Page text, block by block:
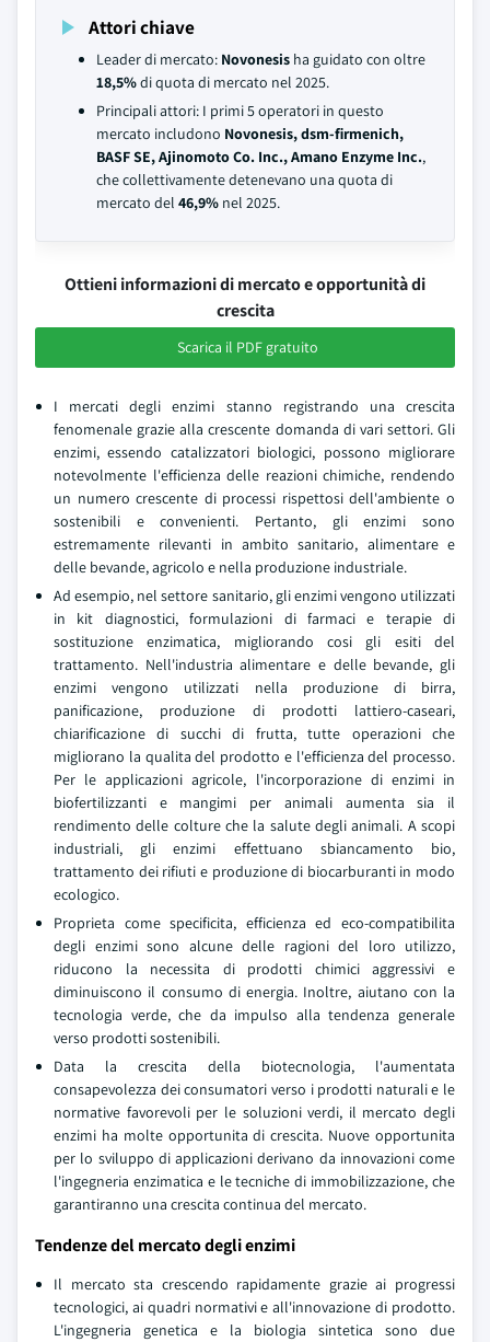
Attori chiave
Leader di mercato: Novonesis ha guidato con oltre
18,5%di quota di mercato nel 2025.
Principali attori: I primi 5 operatori in questo
mercato includono Novonesis, dsm-firmenich,
BASF SE, Ajinomoto Co. Inc., Amano Enzyme Inc.,
che collettivamente detenevano una quota di
mercato del 46,9% nel 2025.
Ottieni informazioni di mercato e opportunità di
crescita
Scarica il PDF gratuito
I mercati degli enzimi stanno registrando una crescita
fenomenale grazie alla crescente domanda di vari settori. Gli
enzimi, essendo catalizzatori biologici, possono migliorare
notevolmente l'efficienza delle reazioni chimiche, rendendo
un numero crescente di processi rispettosi dell'ambiente o
sostenibili e convenienti. Pertanto, gli enzimi sono
estremamente rilevanti in ambito sanitario, alimentare e
delle bevande, agricolo e nella produzione industriale.
Ad esempio, nel settore sanitario, gli enzimi vengono utilizzati
in kit diagnostici, formulazioni di farmaci e terapie di
sostituzione enzimatica, migliorando cosi gli esiti del
trattamento. Nell'industria alimentare e delle bevande, gli
enzimi vengono utilizzati nella produzione di birra,
panificazione, produzione di prodotti lattiero-caseari,
chiarificazione di succhi di frutta, tutte operazioni che
migliorano la qualita del prodotto e l'efficienza del processo.
Per le applicazioni agricole, l'incorporazione di enzimi in
biofertilizzanti e mangimi per animali aumenta sia il
rendimento delle colture che la salute degli animali. A scopi
industriali, gli enzimi effettuano sbiancamento bio,
trattamento dei rifiuti e produzione di biocarburanti in modo
ecologico.
Proprieta come specificita, efficienza ed eco-compatibilita
degli enzimi sono alcune delle ragioni del loro utilizzo,
riducono la necessita di prodotti chimici aggressivi e
diminuiscono il consumo di energia. Inoltre, aiutano con la
tecnologia verde, che da impulso alla tendenza generale
verso prodotti sostenibili.
Data la crescita della biotecnologia, l'aumentata
consapevolezza dei consumatori verso i prodotti naturali e le
normative favorevoli per le soluzioni verdi, il mercato degli
enzimi ha molte opportunita di crescita. Nuove opportunita
per lo sviluppo di applicazioni derivano da innovazioni come
l'ingegneria enzimatica e le tecniche di immobilizzazione, che
garantiranno una crescita continua del mercato.
Tendenze del mercato degli enzimi
Il mercato sta crescendo rapidamente grazie ai progressi
tecnologici, ai quadri normativi e all'innovazione di prodotto.
L'ingegneria genetica e la biologia sintetica sono due